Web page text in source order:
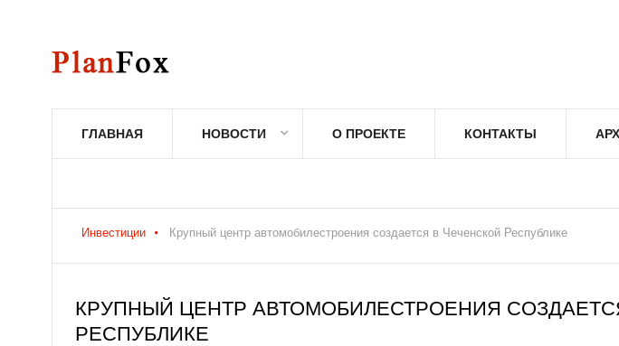
ГЛАВНАЯ НОВОСТИ О ПРОЕКТЕ КОНТАКТЫ
Инвестиции Крупный центр автомобилестроения создается в Чеченской Республике
КРУПНЫЙ ЦЕНТР АВТОМОБИЛЕСТРОЕНИЯ
РЕСПУБЛИКЕ